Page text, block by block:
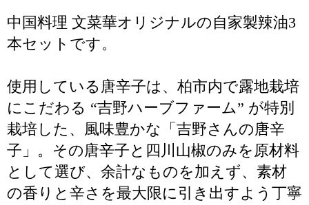
中国料理 文菜華オリジナルの自家製辣油3
本セットです。
使用している唐辛子は、柏市内で露地栽培
にこだわる “吉野ハーブファーム” が特別
栽培した、風味豊かな「吉野さんの唐辛
子」。その唐辛子と四川山椒のみを原材料
として選び、余計なものを加えず、素材
の香りと辛さを最大限に引き出すよう丁寧